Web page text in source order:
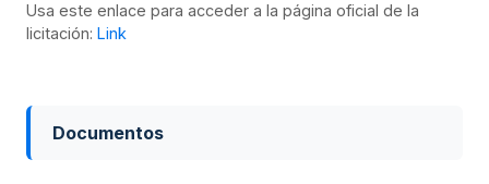
Usa este enlace para acceder a la página oficial de la
licitación: Link
Documentos